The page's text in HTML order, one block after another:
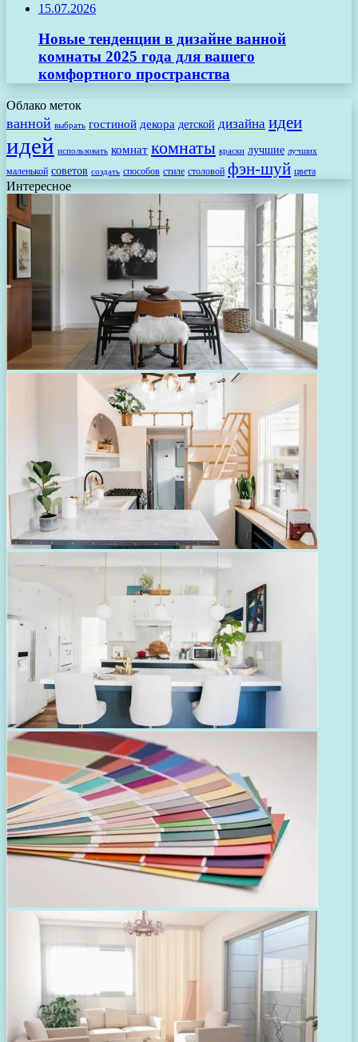
15.07.2026
Новые тенденции в дизайне ванной
комнаты 2025 года для вашего
комфортного пространства
Облако меток
ванной выбрать гостиной декора детской дизайна идеи
идей использовать комнат комнаты краски лучшие лучших
маленькой советов создать способов стиле столовой фэн-шуй цвета
Интересное